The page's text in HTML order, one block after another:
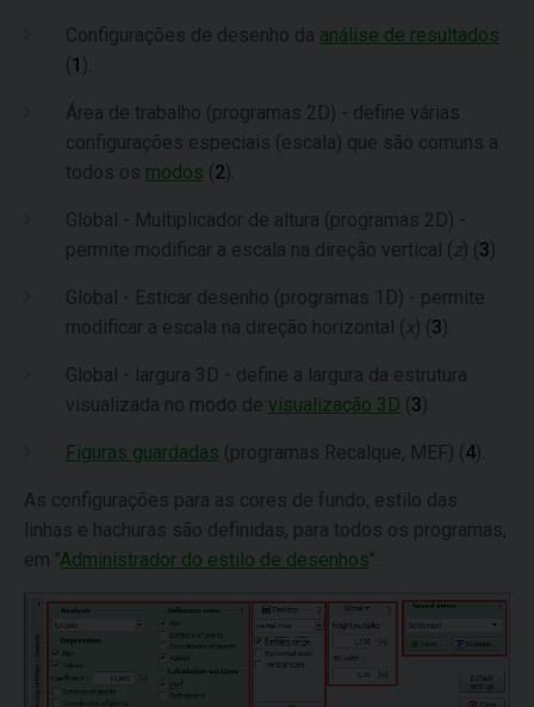
Configurações de desenho da análise de resultados
( 1 ).
Área de trabalho (programas 2D) - define várias
configurações especiais (escala) que são comuns a
todos os modos ( 2).
Global - Multiplicador de altura (programas 2D) -
permite modificar a escala na direção vertical ( z) ( 3).
Global - Esticar desenho (programas 1D) - permite
modificar a escala na direção horizontal ( x) ( 3).
Global - largura 3D - define a largura da estrutura
visualizada no modo de visualização 3D ( 3).
Figuras guardadas (programas Recalque, MEF) ( 4).
As configurações para as cores de fundo, estilo das
linhas e hachuras são definidas, para todos os programas,
em "Administrador do estilo de desenhos".